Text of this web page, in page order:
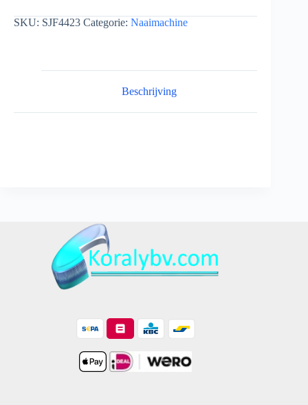
SKU: SJF4423 Categorie: Naaimachine
Beschrijving